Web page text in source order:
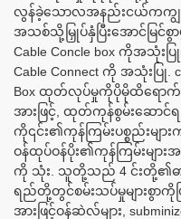
လွန်ခဲ့သောလအနည်းငယ်ကက
အသစ်သို့မြှုပ်နှံပြီးအောင်မြင်
Cable Concle box ကိုအ
Cable Connect ကို အသုံးပ
Box ထုတ်လုပ်မှုကိုပိုမိုထိရောက်
အားဖြင့်, ထုတ်ကုန်စွမ်းဆော
ကို၎င်း၏ကုန်ကြမ်းပစ္စည်းမျ
ဝန်ထုပ်ဝန်ပိုး၏ကုန်ကြမ်းများအ
ကို သုံး. သူတို့သည် 4 င်းတို့၏ဓာ
ရည်တို့တွင်စမ်းသပ်မှုများစွာ
အားဖြင့်ဝန်ဆဲလ်များ,